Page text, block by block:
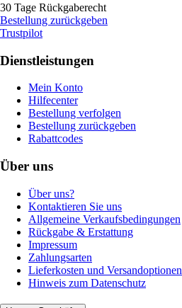
30 Tage Rückgaberecht
Bestellung zurückgeben
Trustpilot
Dienstleistungen
Mein Konto
Hilfecenter
Bestellung verfolgen
Bestellung zurückgeben
Rabattcodes
Über uns
Über uns?
Kontaktieren Sie uns
Allgemeine Verkaufsbedingungen
Rückgabe & Erstattung
Impressum
Zahlungsarten
Lieferkosten und Versandoptionen
Hinweis zum Datenschutz